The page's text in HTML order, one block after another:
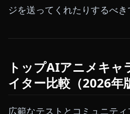
ジを送ってくれたりするべき
トップAIアニメキャ
イター比較（2026年
広範なテストとコミュニテ